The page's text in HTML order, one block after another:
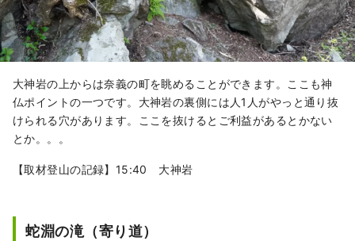
大神岩の上からは奈義の町を眺めることができます。ここも神
仏ポイントの一つです。大神岩の裏側には人1人がやっと通り抜
けられる穴があります。ここを抜けるとご利益があるとかない
とか。。。
【取材登山の記録】15:40 大神岩
蛇淵の滝（寄り道）